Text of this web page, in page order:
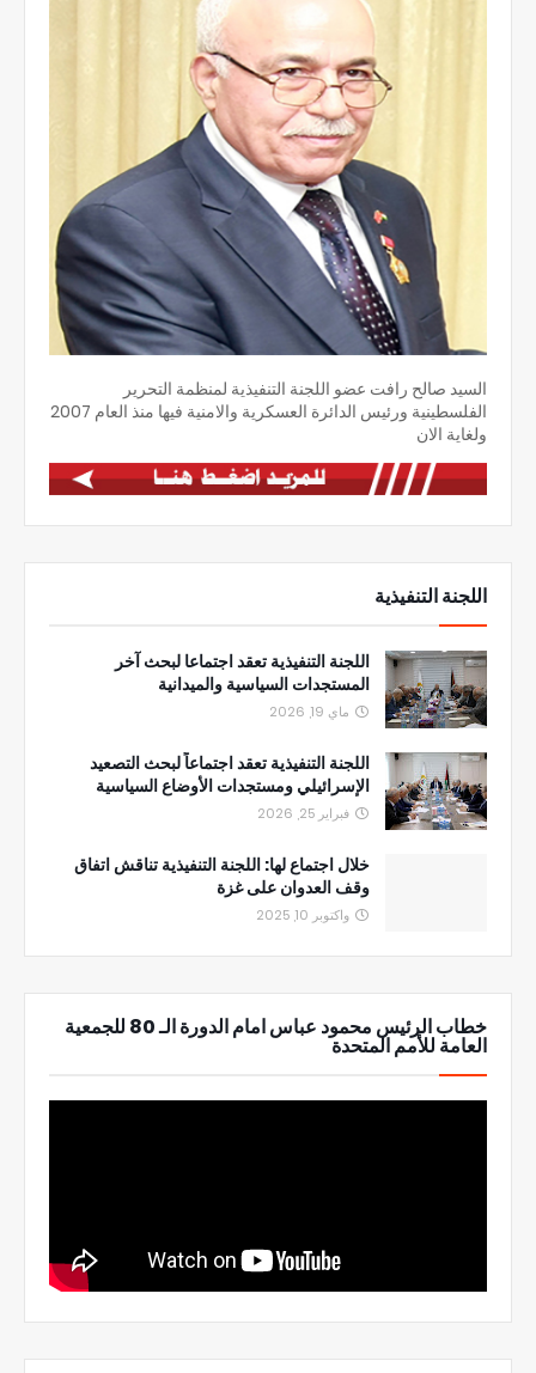
السيد صالح رافت عضو اللجنة التنفيذية لمنظمة التحرير
الفلسطينية ورئيس الدائرة العسكرية والامنية فيها منذ العام 2007
ولغاية الان
اللجنة التنفيذية
اللجنة التنفيذية تعقد اجتماعا لبحث آخر
المستجدات السياسية والميدانية
ماي 19, 2026
اللجنة التنفيذية تعقد اجتماعاً لبحث التصعيد
الإسرائيلي ومستجدات الأوضاع السياسية
فبراير 25, 2026
خلال اجتماع لها: اللجنة التنفيذية تناقش اتفاق
وقف العدوان على غزة
واكتوبر 10, 2025
خطاب الرئيس محمود عباس امام الدورة الـ 80 للجمعية
العامة للأمم المتحدة